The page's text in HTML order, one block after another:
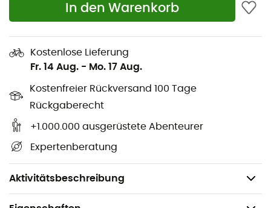
In den Warenkorb
Kostenlose Lieferung
Fr. 14 Aug. - Mo. 17 Aug.
Kostenfreier Rückversand 100 Tage
Rückgaberecht
+1.000.000 ausgerüstete Abenteurer
Expertenberatung
Aktivitätsbeschreibung
Abmessungen: 205 x 75 x 50 cm
Packmaß: 17 x 40 cm
Gewicht: 1 250 g
Nightec Lite Pro 600 - L
Länge: 220 cm
Gewicht: 1 450 g